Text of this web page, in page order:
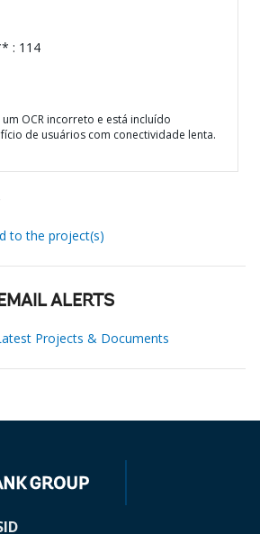
: 114
OCR incorreto e está incluído
de usuários com conectividade lenta.
to the project(s)
ALERTS
Projects & Documents